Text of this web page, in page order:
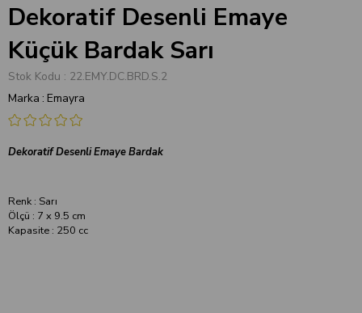
Dekoratif Desenli Emaye
Küçük Bardak Sarı
Stok Kodu
22.EMY.DC.BRD.S.2
Marka : Emayra
Dekoratif Desenli Emaye Bardak
Renk : Sarı
Ölçü : 7 x 9.5 cm
Kapasite : 250 cc